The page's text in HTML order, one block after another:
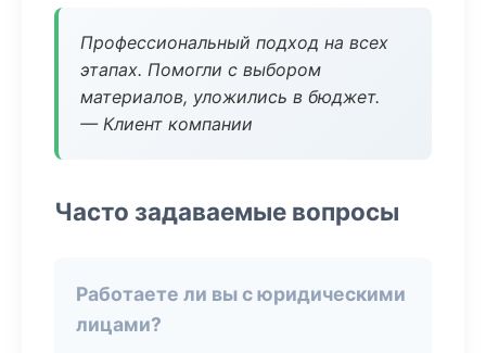
Профессиональный подход на всех
этапах. Помогли с выбором
материалов, уложились в бюджет.
— Клиент компании
Часто задаваемые вопросы
Работаете ли вы с юридическими
лицами?